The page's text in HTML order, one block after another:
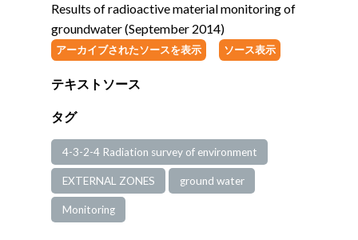
ENGLISH 日本語
Results of radioactive material monitoring of
groundwater (September 2014)
アーカイブされたソースを表示 ソース表示
テキストソース
タグ
4-3-2-4 Radiation survey of environment
EXTERNAL ZONES ground water
Monitoring